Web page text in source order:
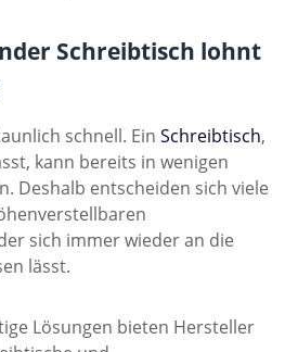
Schreibtisch lohnt
schnell. Ein Schreibtisch,
kann bereits in wenigen
Deshalb entscheiden sich viele
sich immer wieder an die
lässt.
Lösungen bieten Hersteller